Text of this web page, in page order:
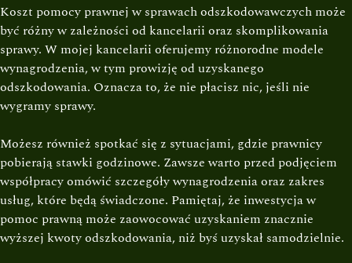
Koszt pomocy prawnej w sprawach odszkodowawczych może
być różny w zależności od kancelarii oraz skomplikowania
sprawy. W mojej kancelarii oferujemy różnorodne modele
wynagrodzenia, w tym prowizję od uzyskanego
odszkodowania. Oznacza to, że nie płacisz nic, jeśli nie
wygramy sprawy.
Możesz również spotkać się z sytuacjami, gdzie prawnicy
pobierają stawki godzinowe. Zawsze warto przed podjęciem
współpracy omówić szczegóły wynagrodzenia oraz zakres
usług, które będą świadczone. Pamiętaj, że inwestycja w
pomoc prawną może zaowocować uzyskaniem znacznie
wyższej kwoty odszkodowania, niż byś uzyskał samodzielnie.